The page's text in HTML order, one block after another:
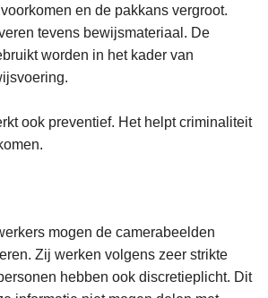
en de pakkans vergroot.
tevens bewijsmateriaal. De
worden in het kader van
ook preventief. Het helpt criminaliteit
mogen de camerabeelden
Zij werken volgens zeer strikte
hebben ook discretieplicht. Dit